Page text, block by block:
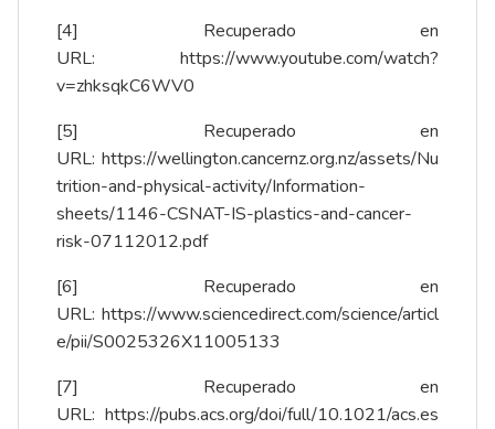
[4] Recuperado en
URL: https://www.youtube.com/watch?
v=zhksqkC6WV0
[5] Recuperado en
URL: https://wellington.cancernz.org.nz/assets/Nu
trition-and-physical-activity/Information-
sheets/1146-CSNAT-IS-plastics-and-cancer-
risk-07112012.pdf
[6] Recuperado en
URL: https://www.sciencedirect.com/science/articl
e/pii/S0025326X11005133
[7] Recuperado en
URL: https://pubs.acs.org/doi/full/10.1021/acs.es